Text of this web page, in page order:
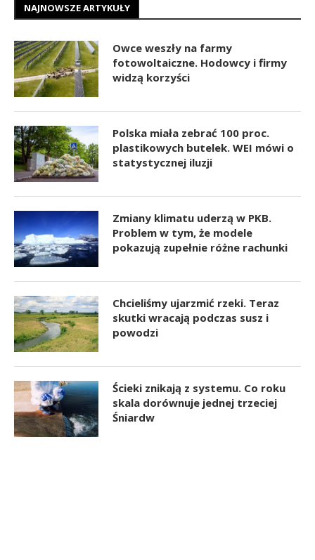
NAJNOWSZE ARTYKUŁY
Owce weszły na farmy
fotowoltaiczne. Hodowcy i firmy
widzą korzyści
Polska miała zebrać 100 proc.
plastikowych butelek. WEI mówi o
statystycznej iluzji
Zmiany klimatu uderzą w PKB.
Problem w tym, że modele
pokazują zupełnie różne rachunki
Chcieliśmy ujarzmić rzeki. Teraz
skutki wracają podczas susz i
powodzi
Ścieki znikają z systemu. Co roku
skala dorównuje jednej trzeciej
Śniardw